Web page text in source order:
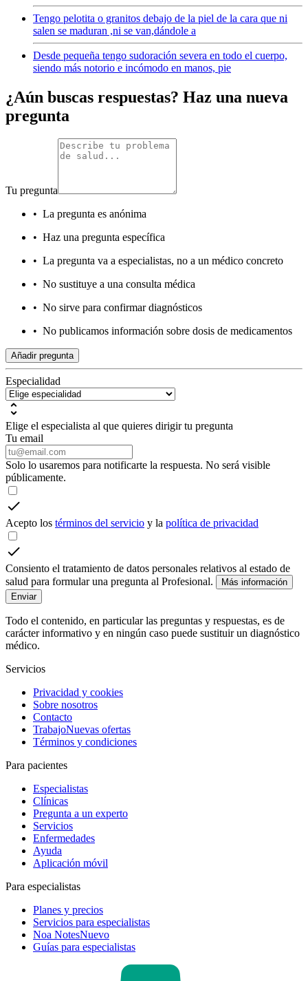
Tengo pelotita o granitos debajo de la piel de la cara que ni
salen se maduran ,ni se van,dándole a
Desde pequeña tengo sudoración severa en todo el cuerpo,
siendo más notorio e incómodo en manos, pie
¿Aún buscas respuestas? Haz una nueva
pregunta
Tu pregunta
• La pregunta es anónima
• Haz una pregunta específica
• La pregunta va a especialistas, no a un médico concreto
• No sustituye a una consulta médica
• No sirve para confirmar diagnósticos
• No publicamos información sobre dosis de medicamentos
Añadir pregunta
Especialidad
Elige el especialista al que quieres dirigir tu pregunta
Tu email
Solo lo usaremos para notificarte la respuesta. No será visible
públicamente.
Acepto los términos del servicio y la política de privacidad
Consiento el tratamiento de datos personales relativos al estado de
salud para formular una pregunta al Profesional.
Más información
Enviar
Todo el contenido, en particular las preguntas y respuestas, es de
carácter informativo y en ningún caso puede sustituir un diagnóstico
médico.
Servicios
Privacidad y cookies
Sobre nosotros
Contacto
TrabajoNuevas ofertas
Términos y condiciones
Para pacientes
Especialistas
Clínicas
Pregunta a un experto
Servicios
Enfermedades
Ayuda
Aplicación móvil
Para especialistas
Planes y precios
Servicios para especialistas
Noa NotesNuevo
Guías para especialistas